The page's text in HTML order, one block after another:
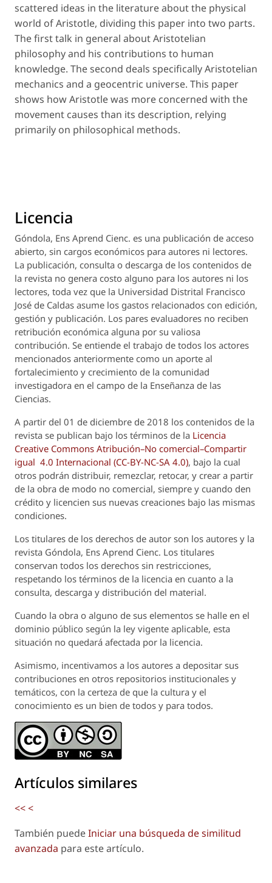
scattered ideas in the literature about the physical
world of Aristotle, dividing this paper into two parts.
The first talk in general about Aristotelian
philosophy and his contributions to human
knowledge. The second deals specifically Aristotelian
mechanics and a geocentric universe. This paper
shows how Aristotle was more concerned with the
movement causes than its description, relying
primarily on philosophical methods.
Licencia
Góndola, Ens Aprend Cienc. es una publicación de acceso
abierto, sin cargos económicos para autores ni lectores.
La publicación, consulta o descarga de los contenidos de
la revista no genera costo alguno para los autores ni los
lectores, toda vez que la Universidad Distrital Francisco
José de Caldas asume los gastos relacionados con edición,
gestión y publicación. Los pares evaluadores no reciben
retribución económica alguna por su valiosa
contribución. Se entiende el trabajo de todos los actores
mencionados anteriormente como un aporte al
fortalecimiento y crecimiento de la comunidad
investigadora en el campo de la Enseñanza de las
Ciencias.
A partir del 01 de diciembre de 2018 los contenidos de la
revista se publican bajo los términos de la Licencia
Creative Commons Atribución–No comercial–Compartir
igual 4.0 Internacional (CC-BY-NC-SA 4.0), bajo la cual
otros podrán distribuir, remezclar, retocar, y crear a partir
de la obra de modo no comercial, siempre y cuando den
crédito y licencien sus nuevas creaciones bajo las mismas
condiciones.
Los titulares de los derechos de autor son los autores y la
revista Góndola, Ens Aprend Cienc. Los titulares
conservan todos los derechos sin restricciones,
respetando los términos de la licencia en cuanto a la
consulta, descarga y distribución del material.
Cuando la obra o alguno de sus elementos se halle en el
dominio público según la ley vigente aplicable, esta
situación no quedará afectada por la licencia.
Asimismo, incentivamos a los autores a depositar sus
contribuciones en otros repositorios institucionales y
temáticos, con la certeza de que la cultura y el
conocimiento es un bien de todos y para todos.
Artículos similares
<<<
También puedeIniciar una búsqueda de similitud
avanzada para este artículo.